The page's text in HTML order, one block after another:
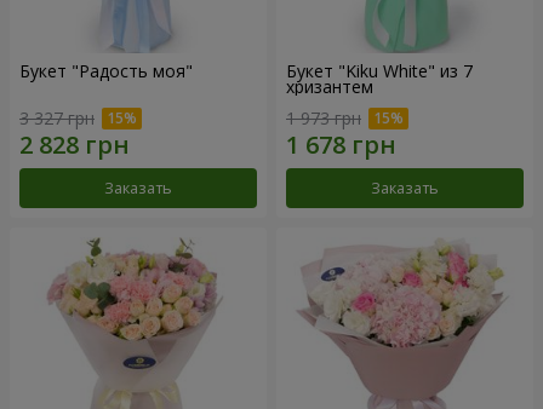
Букет "Радость моя"
3 327 грн
Заказать
Букет "Kiku White" из 7
хризантем
1 973 грн
Заказать